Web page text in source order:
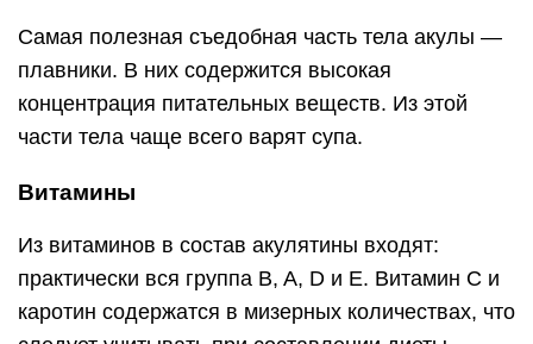
Самая полезная съедобная часть тела акулы —
плавники. В них содержится высокая
концентрация питательных веществ. Из этой
части тела чаще всего варят супа.
Витамины
Из витаминов в состав акулятины входят:
практически вся группа B, A, D и E. Витамин C и
каротин содержатся в мизерных количествах, что